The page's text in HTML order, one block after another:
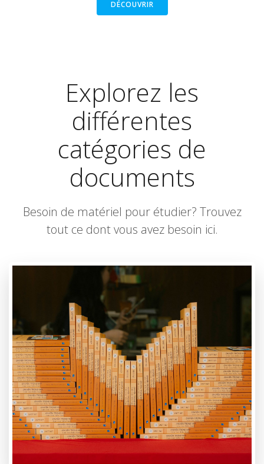
DÉCOUVRIR
Explorez les
différentes
catégories de
documents
Besoin de matériel pour étudier? Trouvez
tout ce dont vous avez besoin ici.